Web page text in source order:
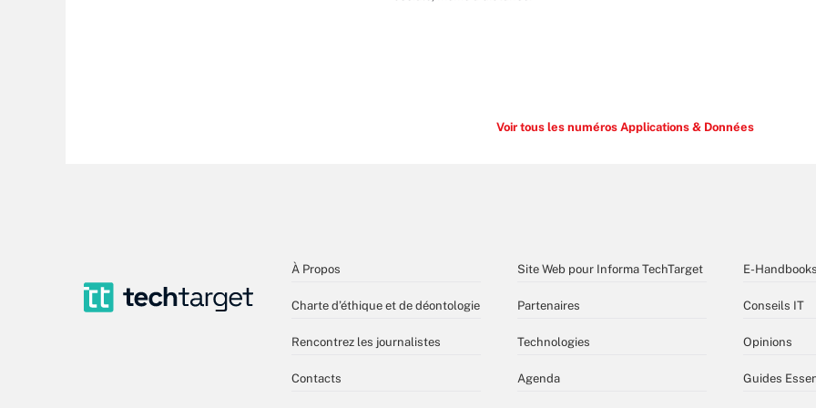
Voir tous les numéros Applications & Données
À Propos
Charte d’éthique et de déontologie
Rencontrez les journalistes
Contacts
Site Web pour Informa TechTarget
Partenaires
Technologies
Agenda
E-Handbooks
Conseils IT
Opinions
Guides